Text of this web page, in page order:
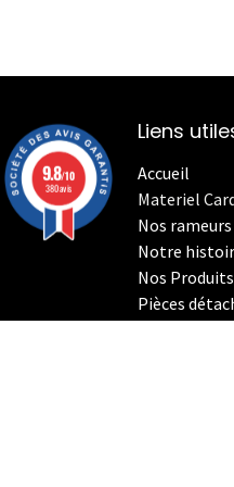
Liens
Accueil
Materiel
Nos rameurs
Notre
Nos Produits
Pièces
9.8/10
380 avis